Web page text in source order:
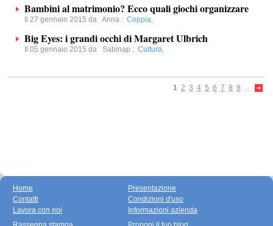
Bambini al matrimonio? Ecco quali giochi organizzare
Il 27 gennaio 2015 da Anna : Coppia,
Big Eyes: i grandi occhi di Margaret Ulbrich
Il 05 gennaio 2015 da Sabinap : Cultura,
1 2 3 4 5 6 7 8 9 ...
Home
Contatti
Lavora con noi
Presentazione
Condizioni d'uso
Informazioni azienda